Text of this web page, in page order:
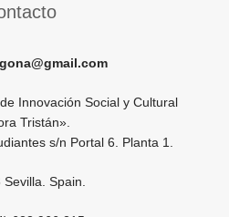
Innovación Social y Cultural
Tristán».
s/n Portal 6. Planta 1.
Spain.